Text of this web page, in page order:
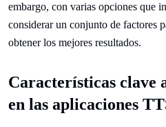
embargo, con varias opciones que
considerar un conjunto de factores
obtener los mejores resultados.
Características clave
en las aplicaciones